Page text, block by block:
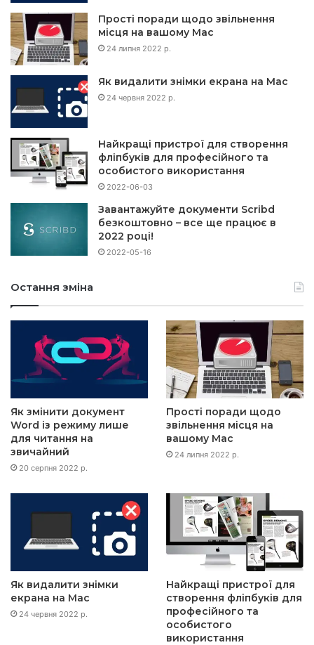
Прості поради щодо звільнення
місця на вашому Mac
24 липня 2022 р.
Як видалити знімки екрана на Mac
24 червня 2022 р.
Найкращі пристрої для створення
фліпбуків для професійного та
особистого використання
2022-06-03
Завантажуйте документи Scribd
безкоштовно – все ще працює в
2022 році!
2022-05-16
Остання зміна
Як змінити документ
Word із режиму лише
для читання на
звичайний
20 серпня 2022 р.
Прості поради щодо
звільнення місця на
вашому Mac
24 липня 2022 р.
Як видалити знімки
екрана на Mac
24 червня 2022 р.
Найкращі пристрої для
створення фліпбуків для
професійного та
особистого
використання